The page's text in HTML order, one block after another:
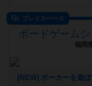
プレイスペース
福岡
[NEW] ポーカーを遊